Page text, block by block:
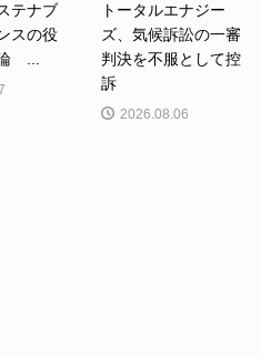
テナブ
スの役
...
トータルエナジー
ズ、気候訴訟の一審
判決を不服として控
訴
2026.08.06